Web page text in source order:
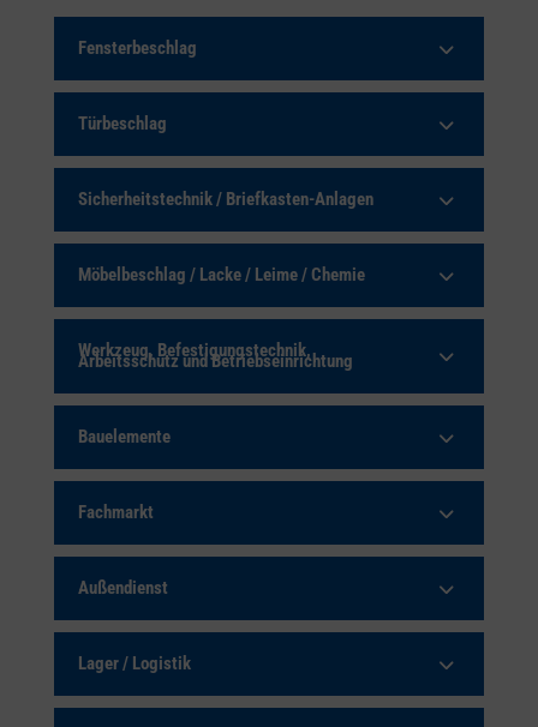
Fensterbeschlag
Türbeschlag
Sicherheitstechnik / Briefkasten-Anlagen
Möbelbeschlag / Lacke / Leime / Chemie
Werkzeug, Befestigungstechnik,
Arbeitsschutz und Betriebseinrichtung
Bauelemente
Fachmarkt
Außendienst
Lager / Logistik